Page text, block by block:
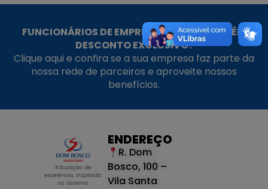
FUNCIONÁRIOS DE EMPRESAS PARCEIRAS TÊM
DESCONTO EXCLUSIVO!
Clique aqui e confira se a sua empresa faz parte da
nossa rede de parceiros e aproveite nossos
benefícios.
“Educação de
excelência, inspirada
no Sistema
ENDEREÇO
R. Dom
Bosco, 100 –
Vila Santa